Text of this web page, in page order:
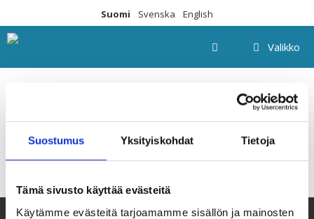
Suostumus Yksityiskohdat Tietoja
Tämä sivusto käyttää evästeitä
Käytämme evästeitä tarjoamamme sisällön ja mainosten
sisältöön
Suomi Svenska English
Valikko